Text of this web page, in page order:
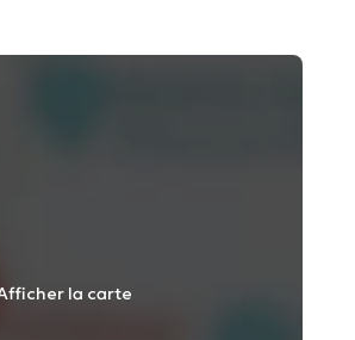
la carte